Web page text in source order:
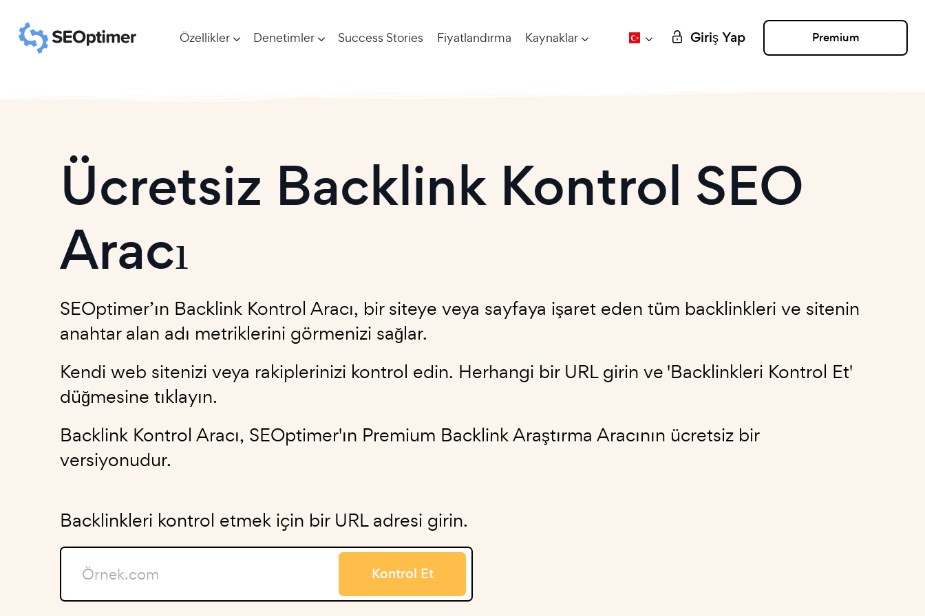
Özellikler Denetimler Success Stories Fiyatlandırma Kaynaklar Giriş Yap Premium
Ücretsiz Backlink Kontrol SEO
Aracı
SEOptimer’ın Backlink Kontrol Aracı, bir siteye veya sayfaya işaret eden tüm backlinkleri ve sitenin
anahtar alan adı metriklerini görmenizi sağlar.
Kendi web sitenizi veya rakiplerinizi kontrol edin. Herhangi bir URL girin ve 'Backlinkleri Kontrol Et'
düğmesine tıklayın.
Backlink Kontrol Aracı, SEOptimer'ın Premium Backlink Araştırma Aracının ücretsiz bir
versiyonudur.
Backlinkleri kontrol etmek için bir URL adresi girin.
Kontrol Et